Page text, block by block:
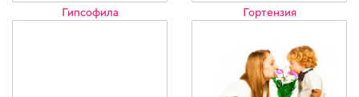
Гипсофила Гортензия